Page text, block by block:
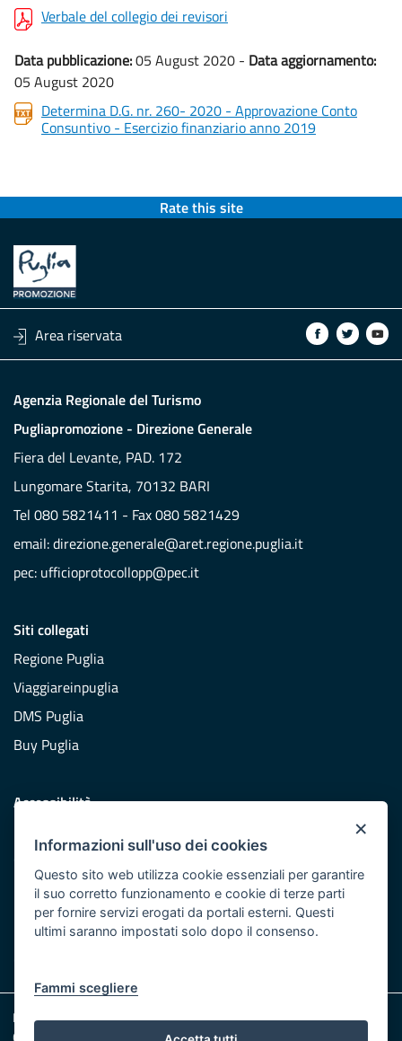
×
Informazioni sull'uso dei cookies
Questo sito web utilizza cookie essenziali per garantire
il suo corretto funzionamento e cookie di terze parti
per fornire servizi erogati da portali esterni. Questi
ultimi saranno impostati solo dopo il consenso.
Fammi scegliere
Verbale del collegio dei revisori
Data pubblicazione:05 August 2020 - Data aggiornamento:
05 August 2020
Determina D.G. nr. 260- 2020 - Approvazione Conto
Consuntivo - Esercizio finanziario anno 2019
Rate this site
Area riservata
Agenzia Regionale del Turismo
Pugliapromozione - Direzione Generale
Fiera del Levante, PAD. 172
Lungomare Starita, 70132 BARI
Tel 080 5821411 - Fax 080 5821429
email:direzione.generale@aret.regione.puglia.it
pec: ufficioprotocollopp@pec.it
Siti collegati
Regione Puglia
Viaggiareinpuglia
DMS Puglia
Buy Puglia
Accessibilità
Redazione
Responsabili pubblicazione
Note legali